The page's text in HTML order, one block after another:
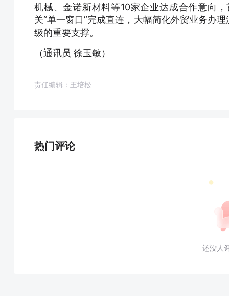
机械、金诺新材料等10家企业达成合作意向
关“单一窗口”完成直连，大幅简化外贸业务办
级的重要支撑。
（通讯员 徐玉敏）
责任编辑：王培松
热门评论
还没人